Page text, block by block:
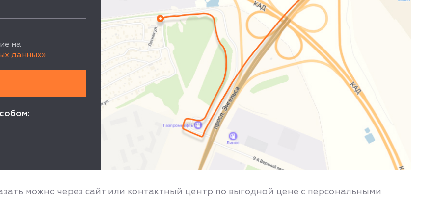
на
данных»
можно через сайт или контактный центр по выгодной цене с персональными